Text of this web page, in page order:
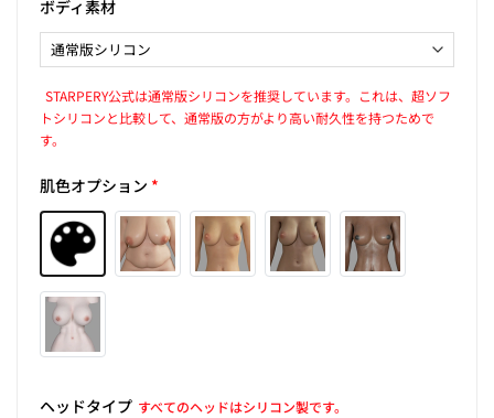
ボディ素材
STARPERY公式は通常版シリコンを推奨しています。これは、超ソフ
トシリコンと比較して、通常版の方がより高い耐久性を持つためで
す。
肌色オプション *
ヘッドタイプ すべてのヘッドはシリコン製です。